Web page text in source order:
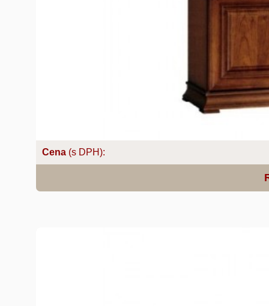
Cena (s DPH):